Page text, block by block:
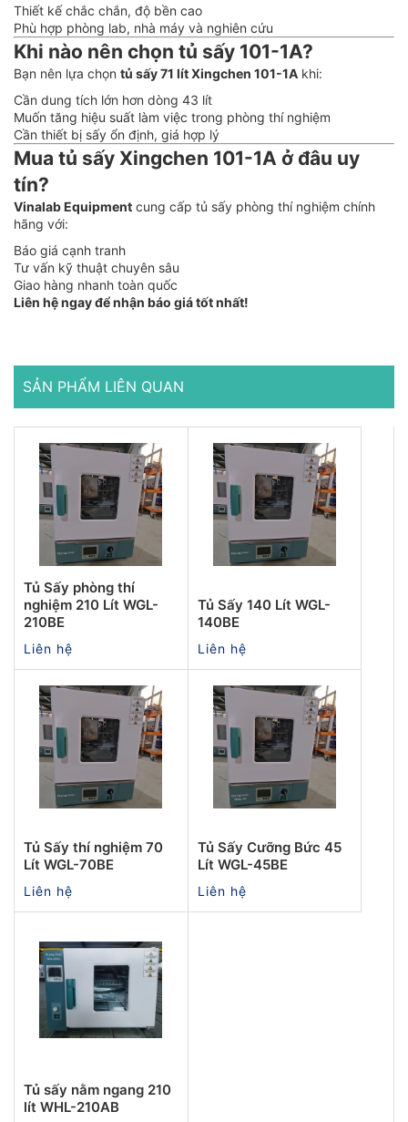
Thiết kế chắc chắn, độ bền cao
Phù hợp phòng lab, nhà máy và nghiên cứu
Khi nào nên chọn tủ sấy 101-1A?
Bạn nên lựa chọn tủ sấy 71 lít Xingchen 101-1A khi:
Cần dung tích lớn hơn dòng 43 lít
Muốn tăng hiệu suất làm việc trong phòng thí nghiệm
Cần thiết bị sấy ổn định, giá hợp lý
Mua tủ sấy Xingchen 101-1A ở đâu uy
tín?
Vinalab Equipment cung cấp tủ sấy phòng thí nghiệm chính
hãng với:
Báo giá cạnh tranh
Tư vấn kỹ thuật chuyên sâu
Giao hàng nhanh toàn quốc
Liên hệ ngay để nhận báo giá tốt nhất!
SẢN PHẨM LIÊN QUAN
Tủ Sấy phòng thí
nghiệm 210 Lít WGL-
210BE
Liên hệ
Tủ Sấy 140 Lít WGL-
140BE
Liên hệ
Tủ Sấy thí nghiệm 70
Lít WGL-70BE
Liên hệ
Tủ Sấy Cưỡng Bức 45
Lít WGL-45BE
Liên hệ
Tủ sấy nằm ngang 210
lít WHL-210AB